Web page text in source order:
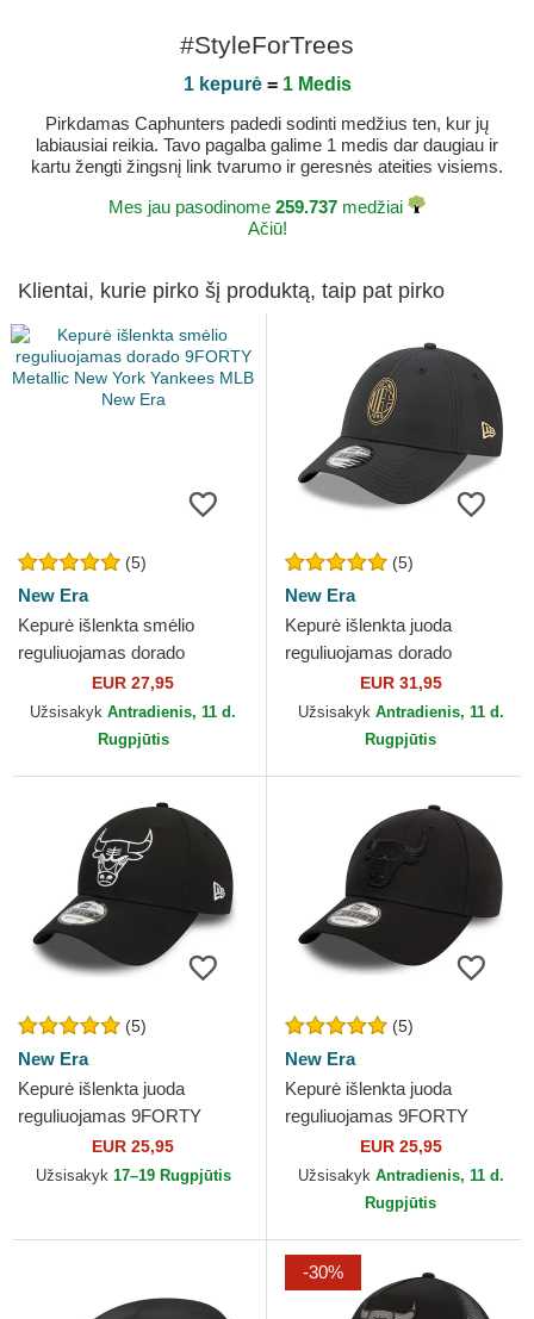
#StyleForTrees
1 kepurė= 1 Medis
Pirkdamas Caphunters padedi sodinti medžius ten, kur jų
labiausiai reikia. Tavo pagalba galime 1 medis dar daugiau ir
kartu žengti žingsnį link tvarumo ir geresnės ateities visiems.
Mes jau pasodinome 259.737 medžiai
Ačiū!
Klientai, kurie pirko šį produktą, taip pat pirko
(5)
New Era
Kepurė išlenkta smėlio
reguliuojamas dorado
9FORTY Metallic New York
Yankees MLB New Era
EUR 27,95
Užsisakyk Antradienis, 11 d.
Rugpjūtis
(5)
New Era
Kepurė išlenkta juoda
reguliuojamas dorado
9FORTY AC Milan Serie A
New Era
EUR 31,95
Užsisakyk Antradienis, 11 d.
Rugpjūtis
(5)
New Era
Kepurė išlenkta juoda
reguliuojamas 9FORTY
League Essential Chicago
Bulls NBA New Era
EUR 25,95
Užsisakyk 17–19 Rugpjūtis
(5)
New Era
Kepurė išlenkta juoda
reguliuojamas 9FORTY
Essential Chicago Bulls NBA
New Era
EUR 25,95
Užsisakyk Antradienis, 11 d.
Rugpjūtis
-30%